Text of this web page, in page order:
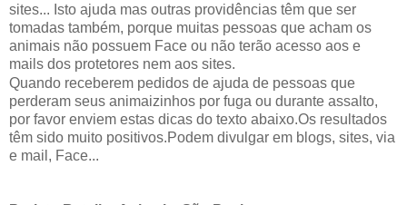
sites... Isto ajuda mas outras providências têm que ser
tomadas também, porque muitas pessoas que acham os
animais não possuem Face ou não terão acesso aos e
mails dos protetores nem aos sites.
Quando receberem pedidos de ajuda de pessoas que
perderam seus animaizinhos por fuga ou durante assalto,
por favor enviem estas dicas do texto abaixo.Os resultados
têm sido muito positivos.Podem divulgar em blogs, sites, via
e mail, Face...